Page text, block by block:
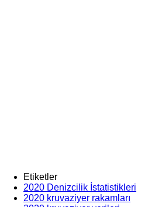
Etiketler
2020 Denizcilik İstatistikleri
2020 kruvaziyer rakamları